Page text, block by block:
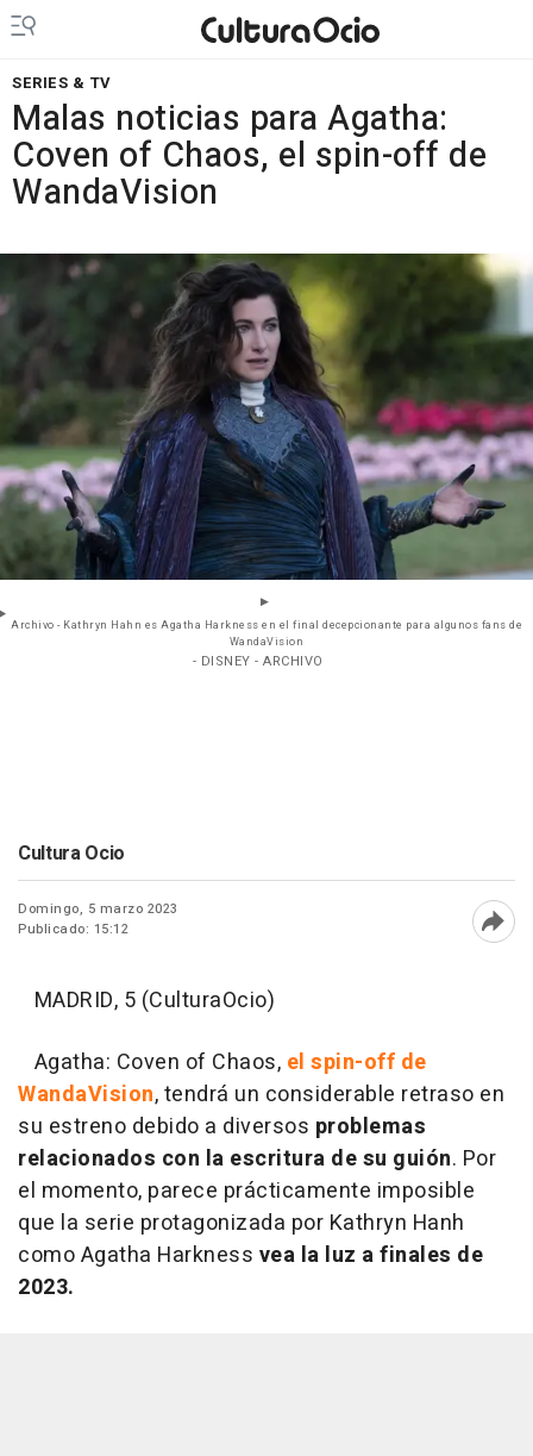
SERIES & TV
Malas noticias para Agatha:
Coven of Chaos, el spin-off de
WandaVision
Archivo - Kathryn Hahn es Agatha Harkness en el final decepcionante para algunos fans de
WandaVision
- DISNEY - ARCHIVO
Cultura Ocio
Domingo, 5 marzo 2023
Publicado: 15:12
MADRID, 5 (CulturaOcio)
Agatha: Coven of Chaos, el spin-off de
WandaVision, tendrá un considerable retraso en
su estreno debido a diversos problemas
relacionados con la escritura de su guión. Por
el momento, parece prácticamente imposible
que la serie protagonizada por Kathryn Hanh
como Agatha Harkness vea la luz a finales de
2023.